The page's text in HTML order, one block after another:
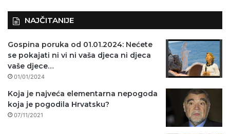
NAJČITANIJE
Gospina poruka od 01.01.2024: Nećete
se pokajati ni vi ni vaša djeca ni djeca
vaše djece…
01/01/2024
Koja je najveća elementarna nepogoda
koja je pogodila Hrvatsku?
07/11/2021